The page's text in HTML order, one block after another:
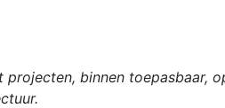
binnen toepasbaar,